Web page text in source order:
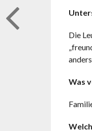
Die
Was